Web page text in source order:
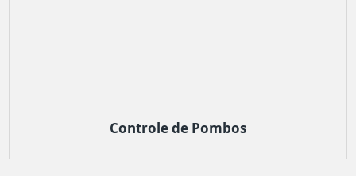
Controle de Pombos